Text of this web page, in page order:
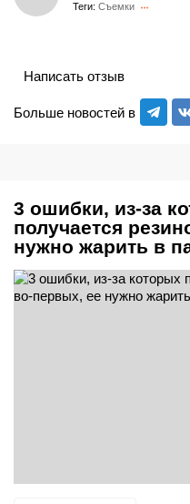
Теги: Съемки
Больше новостей в
Написать отзыв
3 ошибки, из-за
получается
нужно жарить в